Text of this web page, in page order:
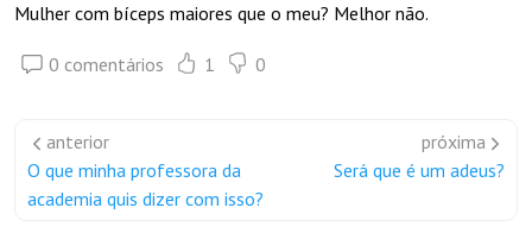
Mulher com bíceps maiores que o meu? Melhor não.
0 comentários 1 0
anterior
O que minha professora da
academia quis dizer com isso?
próxima
Será que é um adeus?